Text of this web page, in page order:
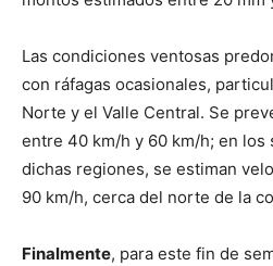
Las condiciones ventosas
con ráfagas ocasionales,
Norte y el Valle Central. Se
entre 40 km/h y 60 km/h; en los
dichas regiones, se estiman
90 km/h, cerca del norte de la
Finalmente, para este fin de